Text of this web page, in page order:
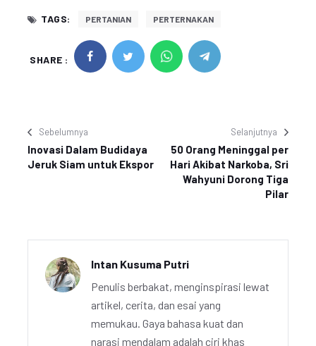
TAGS: PERTANIAN PERTERNAKAN
SHARE :
Sebelumnya
Inovasi Dalam Budidaya
Jeruk Siam untuk Ekspor
Selanjutnya
50 Orang Meninggal per
Hari Akibat Narkoba, Sri
Wahyuni Dorong Tiga
Pilar
Intan Kusuma Putri
Penulis berbakat, menginspirasi lewat
artikel, cerita, dan esai yang
memukau. Gaya bahasa kuat dan
narasi mendalam adalah ciri khas